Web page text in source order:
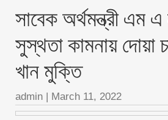
সাবেক অর্থমন্ত্রী এম
সুস্থতা কামনায়
খান মুক্তি
admin | March 11, 2022